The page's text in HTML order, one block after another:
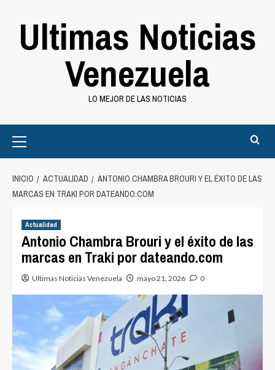
Ultimas Noticias
Venezuela
LO MEJOR DE LAS NOTICIAS
Menu
INICIO ACTUALIDAD
ANTONIO CHAMBRA BROURI Y EL ÉXITO DE LAS
MARCAS EN TRAKI POR DATEANDO.COM
Actualidad
Antonio Chambra Brouri y el éxito de las
marcas en Traki por dateando.com
Ultimas Noticias Venezuela mayo 21, 2026 0